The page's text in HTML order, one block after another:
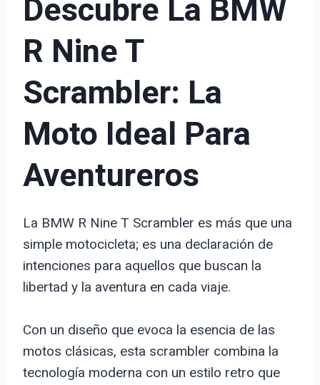
Descubre La BMW
R Nine T
Scrambler: La
Moto Ideal Para
Aventureros
La BMW R Nine T Scrambler es más que una
simple motocicleta; es una declaración de
intenciones para aquellos que buscan la
libertad y la aventura en cada viaje.
Con un diseño que evoca la esencia de las
motos clásicas, esta scrambler combina la
tecnología moderna con un estilo retro que